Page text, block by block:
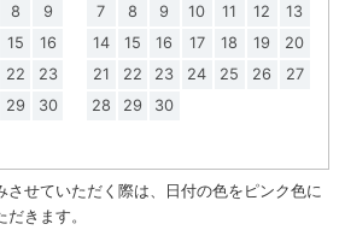
8
9
15
16
22
23
29
30
7
8 9 10 11 12
13
14
15 16 17 18 19
20
21
22 23 24 25 26
27
28
29 30
させていただく際は、日付の色をピンク色に
きます。